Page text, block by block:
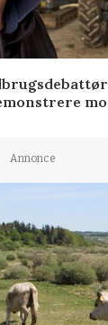
Annonce